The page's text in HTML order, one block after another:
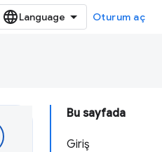
Oturum aç
Bu sayfada
Giriş